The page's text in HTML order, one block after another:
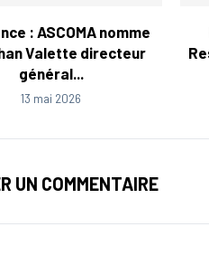
: ASCOMA nomme
Valette directeur
général...
13 mai 2026
UN COMMENTAIRE